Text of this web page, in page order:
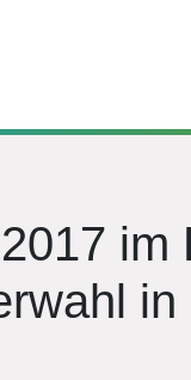
im
in